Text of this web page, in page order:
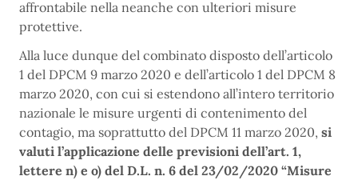
affrontabile nella neanche con ulteriori misure
protettive.
Alla luce dunque del combinato disposto dell’articolo
1 del DPCM 9 marzo 2020 e dell’articolo 1 del DPCM 8
marzo 2020, con cui si estendono all’intero territorio
nazionale le misure urgenti di contenimento del
contagio, ma soprattutto del DPCM 11 marzo 2020, si
valuti l’applicazione delle previsioni dell’art. 1,
lettere n) e o) del D.L. n. 6 del 23/02/2020 “Misure